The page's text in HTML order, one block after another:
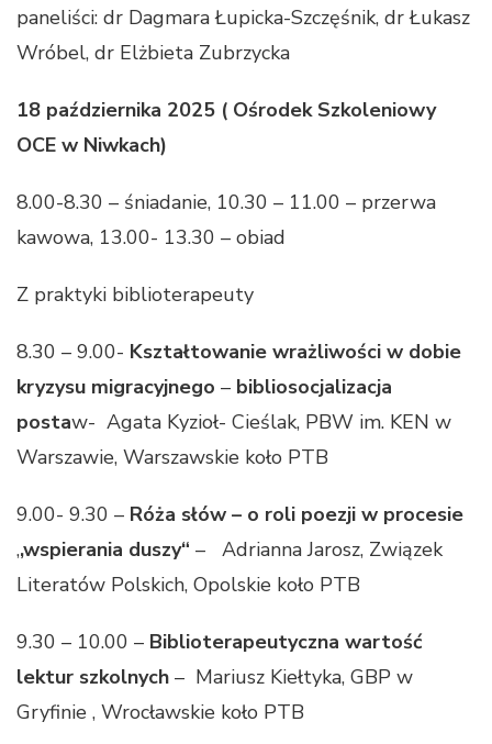
paneliści: dr Dagmara Łupicka-Szczęśnik, dr Łukasz
Wróbel, dr Elżbieta Zubrzycka
18 października 2025 ( Ośrodek Szkoleniowy
OCE w Niwkach)
8.00-8.30 – śniadanie, 10.30 – 11.00 – przerwa
kawowa, 13.00- 13.30 – obiad
Z praktyki biblioterapeuty
8.30 – 9.00- Kształtowanie wrażliwości w dobie
kryzysu migracyjnego – bibliosocjalizacja
postaw- Agata Kyzioł- Cieślak, PBW im. KEN w
Warszawie, Warszawskie koło PTB
9.00- 9.30 – Róża słów – o roli poezji w procesie
,,wspierania duszy“ – Adrianna Jarosz, Związek
Literatów Polskich, Opolskie koło PTB
9.30 – 10.00 – Biblioterapeutyczna wartość
lektur szkolnych – Mariusz Kiełtyka, GBP w
Gryfinie , Wrocławskie koło PTB